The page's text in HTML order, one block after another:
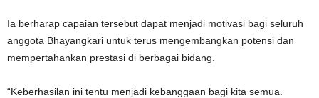
Ia berharap capaian tersebut dapat menjadi motivasi bagi seluruh
anggota Bhayangkari untuk terus mengembangkan potensi dan
mempertahankan prestasi di berbagai bidang.
“Keberhasilan ini tentu menjadi kebanggaan bagi kita semua.